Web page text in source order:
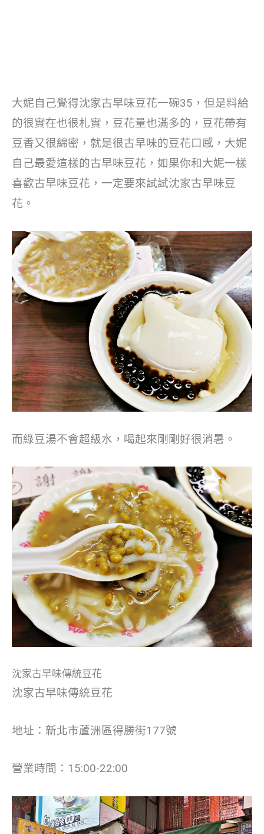
大妮自己覺得沈家古早味豆花一碗35，但是料給
的很實在也很札實，豆花量也滿多的，豆花帶有
豆香又很綿密，就是很古早味的豆花口感，大妮
自己最愛這樣的古早味豆花，如果你和大妮一樣
喜歡古早味豆花，一定要來試試沈家古早味豆
花。
而綠豆湯不會超級水，喝起來剛剛好很消暑。
沈家古早味傳統豆花
沈家古早味傳統豆花
地址：新北市蘆洲區得勝街177號
營業時間：15:00-22:00